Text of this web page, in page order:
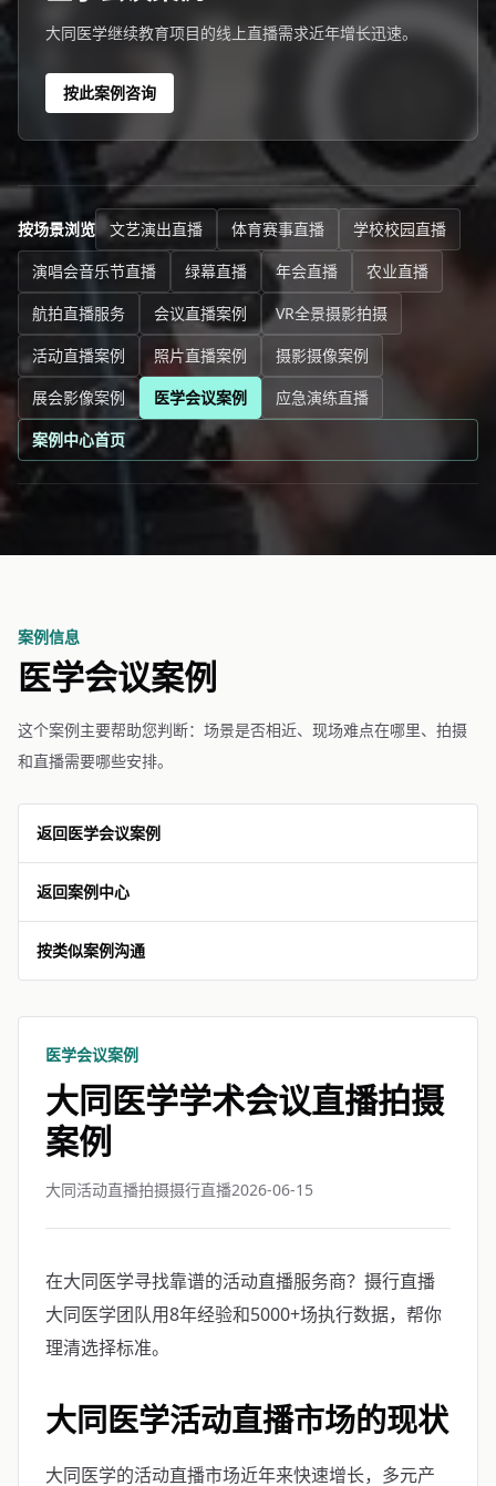
大同医学继续教育项目的线上直播需求近年增长迅速。
按此案例咨询
按场景浏览 文艺演出直播 体育赛事直播
学校校园直播
演唱会音乐节直播
绿幕直播 年会直播
农业直播
航拍直播服务
会议直播案例
VR全景摄影拍摄
活动直播案例
照片直播案例
摄影摄像案例
展会影像案例
医学会议案例
应急演练直播
案例中心首页
案例信息
医学会议案例
这个案例主要帮助您判断：场景是否相近、现场难点在哪里、拍摄
和直播需要哪些安排。
返回医学会议案例
返回案例中心
按类似案例沟通
医学会议案例
大同医学学术会议直播拍摄
案例
大同活动直播拍摄摄行直播2026-06-15
在大同医学寻找靠谱的活动直播服务商？摄行直播
大同医学团队用8年经验和5000+场执行数据，帮你
理清选择标准。
大同医学活动直播市场的现状
大同医学的活动直播市场近年来快速增长，多元产